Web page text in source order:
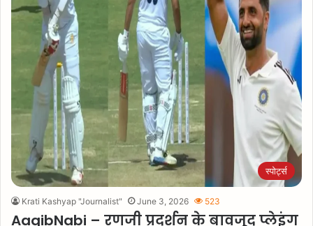
स्पोर्ट्स
Krati Kashyap "Journalist" June 3, 2026 523
AaqibNabi – रणजी प्रदर्शन के बावजूद प्लेइंग